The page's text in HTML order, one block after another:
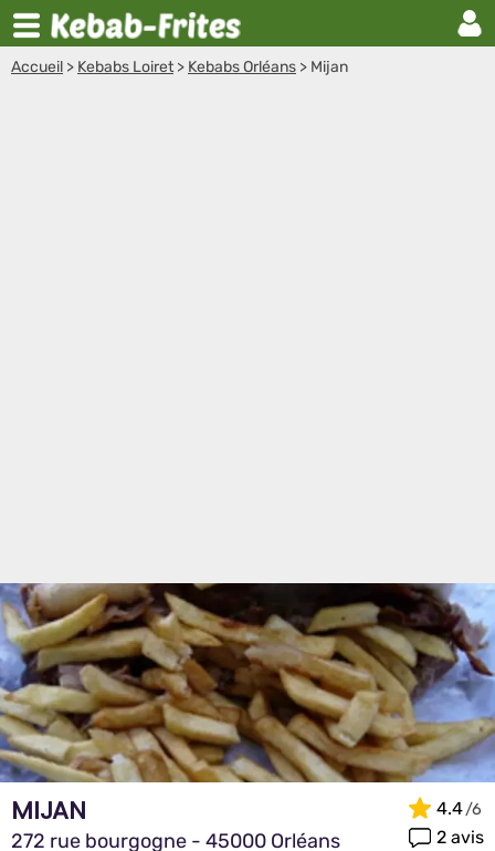
Accueil > Kebabs Loiret> Kebabs Orléans > Mijan
MIJAN
272 rue bourgogne - 45000 Orléans
4.4
2 avis